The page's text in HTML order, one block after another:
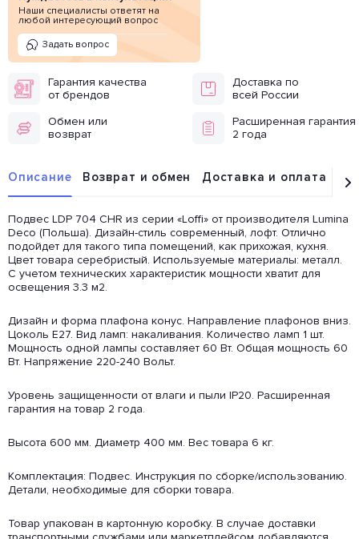
Наши специалисты ответят на
любой интересующий вопрос
Задать вопрос
Гарантия качества
от брендов
Доставка по
всей России
Обмен или
возврат
Расширенная гарантия
2 года
Описание Возврат и обмен Доставка и оплата
Подвес LDP 704 CHR из серии «Loffi» от производителя Lumina
Deco (Польша). Дизайн-стиль современный, лофт. Отлично
подойдет для такого типа помещений, как прихожая, кухня.
Цвет товара серебристый. Используемые материалы: металл.
С учетом технических характеристик мощности хватит для
освещения 3.3 м2.
Дизайн и форма плафона конус. Направление плафонов вниз.
Цоколь E27. Вид ламп: накаливания. Количество ламп 1 шт.
Мощность одной лампы составляет 60 Вт. Общая мощность 60
Вт. Напряжение 220-240 Вольт.
Уровень защищенности от влаги и пыли IP20. Расширенная
гарантия на товар 2 года.
Высота 600 мм. Диаметр 400 мм. Вес товара 6 кг.
Комплектация: Подвес. Инструкция по сборке/использованию.
Детали, необходимые для сборки товара.
Товар упакован в картонную коробку. В случае доставки